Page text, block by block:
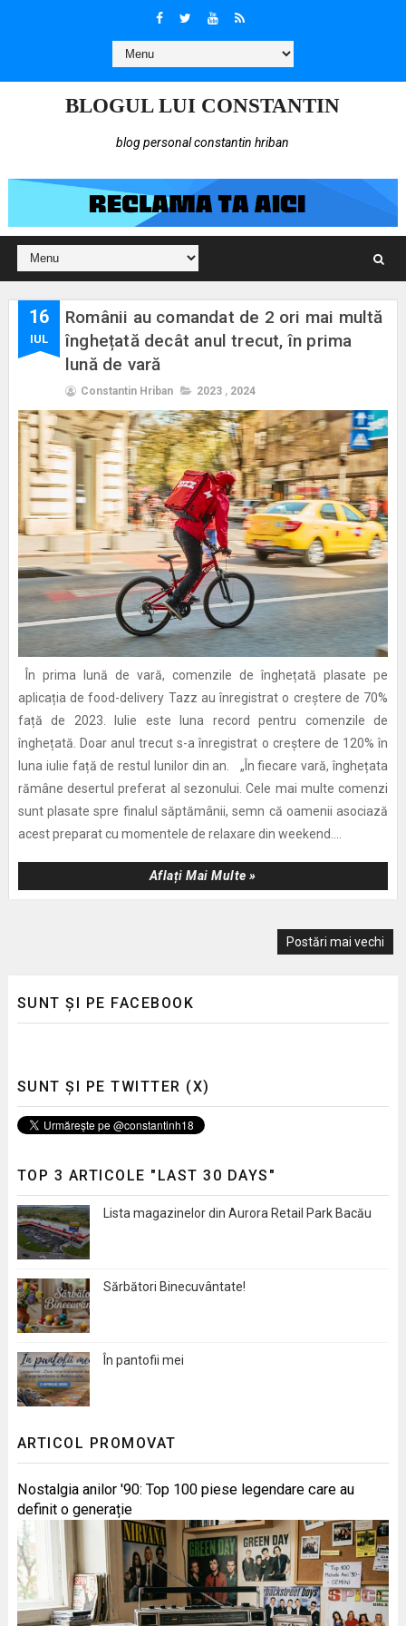
BLOGUL LUI CONSTANTIN
blog personal constantin hriban
16
IUL
Românii au comandat de 2 ori mai multă
înghețată decât anul trecut, în prima
lună de vară
Constantin Hriban 2023 , 2024
În prima lună de vară, comenzile de înghețată plasate pe
aplicația de food-delivery Tazz au înregistrat o creștere de 70%
față de 2023. Iulie este luna record pentru comenzile de
înghețată. Doar anul trecut s-a înregistrat o creștere de 120% în
luna iulie față de restul lunilor din an. „În fiecare vară, înghețata
rămâne desertul preferat al sezonului. Cele mai multe comenzi
sunt plasate spre finalul săptămânii, semn că oamenii asociază
acest preparat cu momentele de relaxare din weekend....
Aflați Mai Multe »
Postări mai vechi
SUNT ȘI PE FACEBOOK
SUNT ȘI PE TWITTER (X)
TOP 3 ARTICOLE "LAST 30 DAYS"
Lista magazinelor din Aurora Retail Park Bacău
Sărbători Binecuvântate!
În pantofii mei
ARTICOL PROMOVAT
Nostalgia anilor '90: Top 100 piese legendare care au
definit o generație